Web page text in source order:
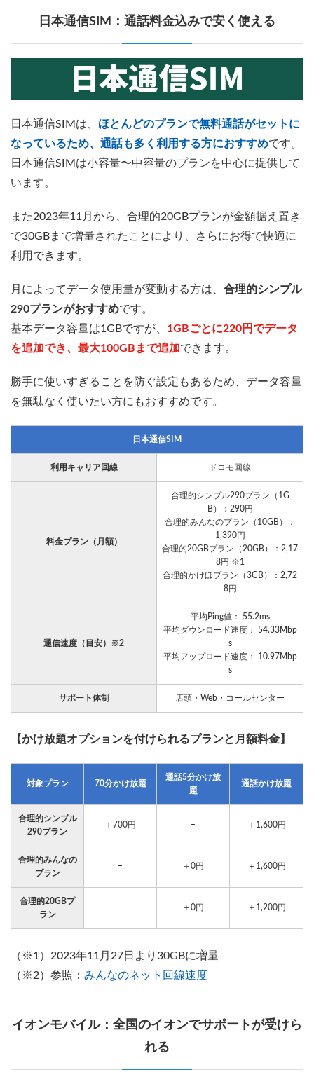
日本通信SIM：通話料金込みで安く使える
日本通信SIMは、 ほとんどのプランで無料通話がセットに
なっているため、通話も多く利用する方におすすめです。
日本通信SIMは小容量〜中容量のプランを中心に提供して
います。
また2023年11月から、合理的20GBプランが金額据え置き
で30GBまで増量されたことにより、さらにお得で快適に
利用できます。
月によってデータ使用量が変動する方は、 合理的シンプル
290プランがおすすめです。
基本データ容量は1GBですが、 1GBごとに220円でデータ
を追加でき、最大100GBまで追加できます。
勝手に使いすぎることを防ぐ設定もあるため、データ容量
を無駄なく使いたい方にもおすすめです。
日本通信SIM
利用キャリア回線 ドコモ回線
料金プラン（月額）
合理的シンプル290プラン（1G
B）：290円
合理的みんなのプラン（10GB）：
1,390円
合理的20GBプラン（20GB）：2,17
8円 ※1
合理的かけほプラン（3GB）：2,72
8円
通信速度（目安）※2
平均Ping値： 55.2ms
平均ダウンロード速度： 54.33Mbp
s
平均アップロード速度： 10.97Mbp
s
サポート体制 店頭・Web・コールセンター
【かけ放題オプションを付けられるプランと月額料金】
対象プラン 70分かけ放題
通話5分かけ放
題
通話かけ放題
合理的シンプル
290プラン
＋700円 – ＋1,600円
合理的みんなの
プラン
– ＋0円 ＋1,600円
合理的20GBプ
ラン
– ＋0円 ＋1,200円
（※1）2023年11月27日より30GBに増量
（※2）参照： みんなのネット回線速度
イオンモバイル：全国のイオンでサポートが受けら
れる